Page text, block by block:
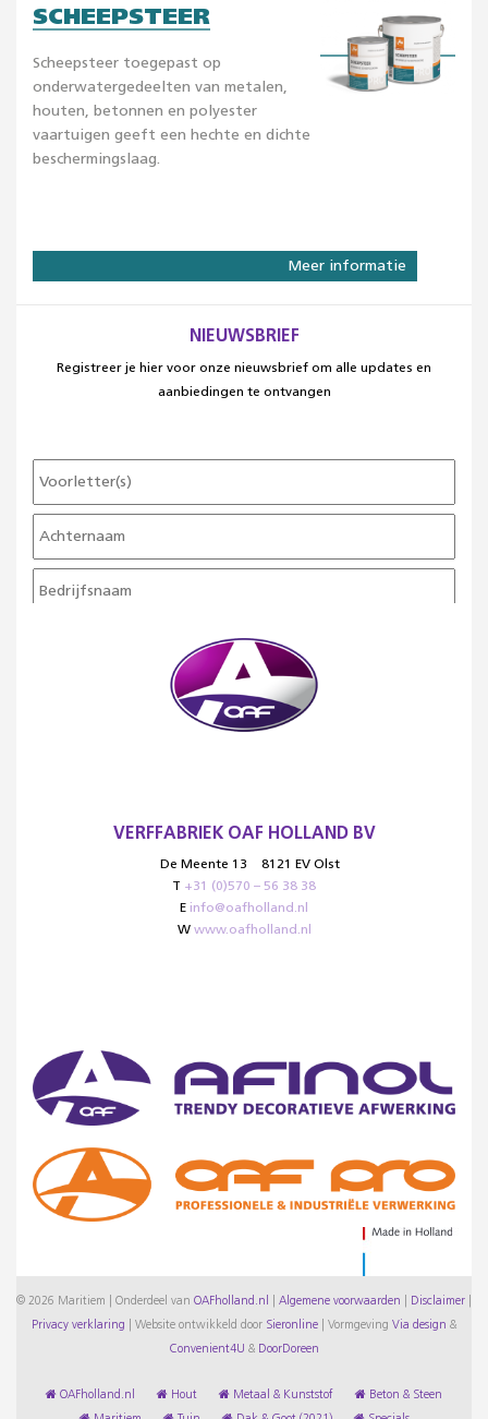
SCHEEPSTEER
Scheepsteer toegepast op
onderwatergedeelten van metalen,
houten, betonnen en polyester
vaartuigen geeft een hechte en dichte
beschermingslaag.
Meer informatie
NIEUWSBRIEF
Registreer je hier voor onze nieuwsbrief om alle updates en
aanbiedingen te ontvangen
VERFFABRIEK OAF HOLLAND BV
De Meente 13
8121 EV Olst
T +31 (0)570 – 56 38 38
E info@oafholland.nl
W www.oafholland.nl
© 2026 Maritiem | Onderdeel van OAFholland.nl Algemene voorwaarden Disclaimer
Privacy verklaring Website ontwikkeld door Sieronline Vormgeving Via design &
Convenient4U & DoorDoreen
OAFholland.nl Hout Metaal & Kunststof Beton & Steen